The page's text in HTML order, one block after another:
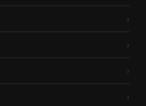
›
›
›
›